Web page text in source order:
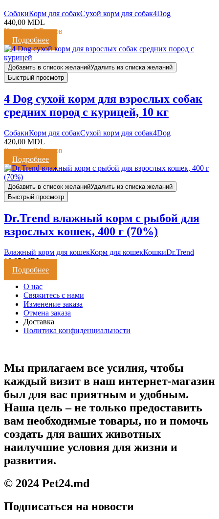
CобакиКорм для собакСухой корм для собак4Dog
440,00 MDL
Кешбэк:9 Баллов
Подробнее
Добавить в список желанийУдалить из списка желаний
Быстрый просмотр
4 Dog сухой корм для взрослых собак
средних пород с курицей, 10 кг
CобакиКорм для собакСухой корм для собак4Dog
420,00 MDL
Кешбэк:8 Баллов
Подробнее
Добавить в список желанийУдалить из списка желаний
Быстрый просмотр
Dr.Trend влажный корм с рыбой для
взрослых кошек, 400 г (70%)
Влажный корм для кошекКорм для кошекКошкиDr.Trend
18,85MDL
Подробнее
О нас
Свяжитесь с нами
Изменение заказа
Отмена заказа
Доставка
Политика конфиденциальности
Мы прилагаем все усилия, чтобы
каждый визит в наш интернет-магазин
был для вас приятным и удобным.
Наша цель – не только предоставить
вам необходимые товары, но и помочь
создать для ваших животных
наилучшие условия для жизни и
развития.
© 2024 Pet24.md
Подписаться на новости